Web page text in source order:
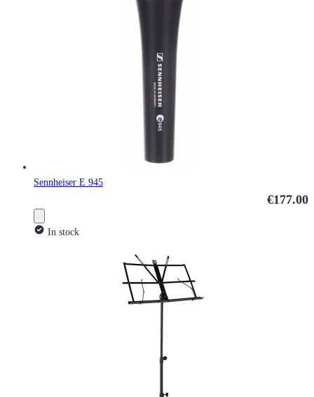
Sennheiser E 945
€177.00
In stock